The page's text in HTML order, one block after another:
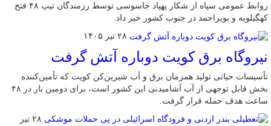
روابط عمومی سپاه از شکار پهپاد جاسوسی توسط رزمندگان تیپ ۴۸ فتح
کهگیلویه و بویراحمد در جنوب کشور خبر داد.
۲۸ تیر ۱۴۰۵
نیروگاه برق کویت دوباره آتش گرفت
تأسیسات حیاتی تولید همزمان برق و آب شیرین‌کن کویت که تأمین‌کننده
بخش قابل توجهی از آب آشامیدنی این کشور است، برای دومین بار در ۴۸
ساعت هدف حمله قرار گرفت.
۲۸ تیر